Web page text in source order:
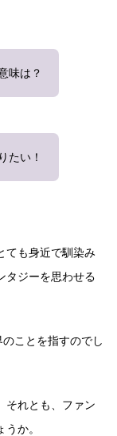
味は？
たい！
ても身近で馴染み
タジーを思わせる
ことを指すのでし
それとも、ファン
か。